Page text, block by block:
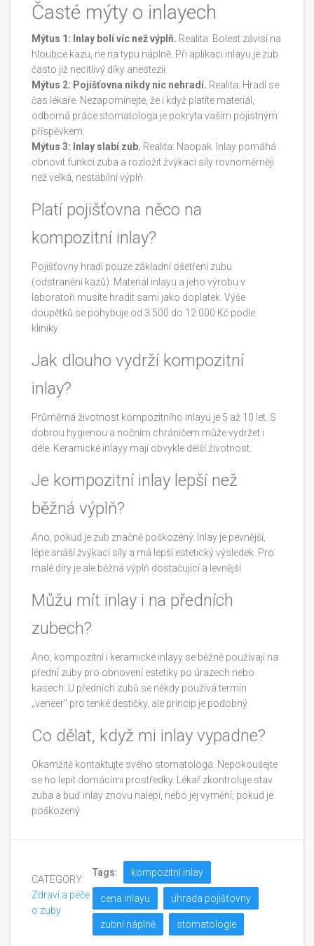
Časté mýty o inlayech
Mýtus 1: Inlay bolí víc než výplň. Realita: Bolest závisí na
hloubce kazu, ne na typu náplně. Při aplikaci inlayu je zub
často již necitlivý díky anestezii.
Mýtus 2: Pojišťovna nikdy nic nehradí. Realita: Hradí se
čas lékaře. Nezapomínejte, že i když platíte materiál,
odborná práce stomatologa je pokryta vaším pojistným
příspěvkem.
Mýtus 3: Inlay slabí zub. Realita: Naopak. Inlay pomáhá
obnovit funkci zuba a rozložit žvýkací síly rovnoměrněji
než velká, nestabilní výplň.
Platí pojišťovna něco na
kompozitní inlay?
Pojišťovny hradí pouze základní ošetření zubu
(odstranění kazů). Materiál inlayu a jeho výrobu v
laboratoři musíte hradit sami jako doplatek. Výše
doupětků se pohybuje od 3 500 do 12 000 Kč podle
kliniky.
Jak dlouho vydrží kompozitní
inlay?
Průměrná životnost kompozitního inlayu je 5 až 10 let. S
dobrou hygienou a nočním chráničem může vydržet i
déle. Keramické inlayy mají obvykle delší životnost.
Je kompozitní inlay lepší než
běžná výplň?
Ano, pokud je zub značně poškozený. Inlay je pevnější,
lépe snáší žvýkací síly a má lepší estetický výsledek. Pro
malé díry je ale běžná výplň dostačující a levnější.
Můžu mít inlay i na předních
zubech?
Ano, kompozitní i keramické inlayy se běžně používají na
přední zuby pro obnovení estetiky po úrazech nebo
kasech. U předních zubů se někdy používá termín
„veneer“ pro tenké destičky, ale princip je podobný.
Co dělat, když mi inlay vypadne?
Okamžitě kontaktujte svého stomatologa. Nepokoušejte
se ho lepit domácími prostředky. Lékař zkontroluje stav
zuba a buď inlay znovu nalepí, nebo jej vymění, pokud je
poškozený.
CATEGORY:
Zdraví a péče
o zuby
Tags: kompozitní inlay
cena inlayu úhrada pojišťovny
zubní náplně stomatologie